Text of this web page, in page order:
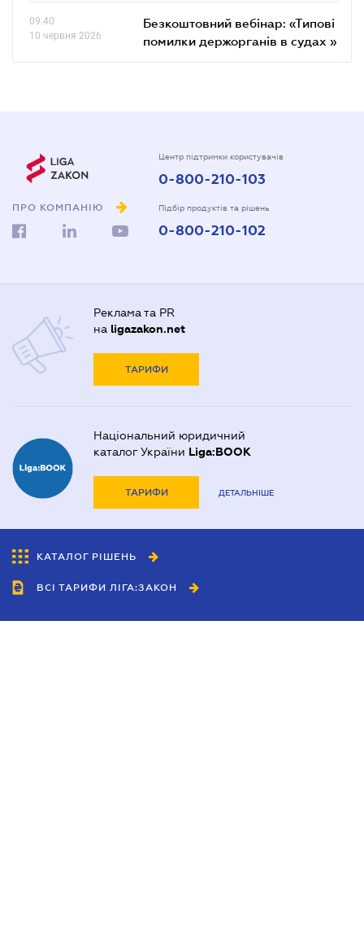
09.40
10 червня 2026
Безкоштовний вебінар: «Типові
помилки держорганів в судах »
ПРО КОМПАНІЮ
Центр підтримки користувачів
0-800-210-103
Підбір продуктів та рішень
0-800-210-102
Реклама та PR
на ligazakon.net
ТАРИФИ
Національний юридичний
каталог України Liga:BOOK
ТАРИФИ ДЕТАЛЬНІШЕ
КАТАЛОГ РІШЕНЬ
ВСІ ТАРИФИ ЛІГА:ЗАКОН